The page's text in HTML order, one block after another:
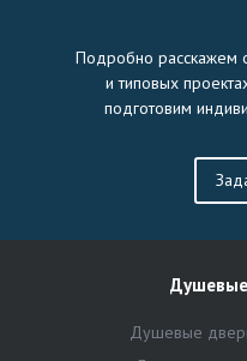
Подробно расскажем
и типовых
подготовим
Душевые